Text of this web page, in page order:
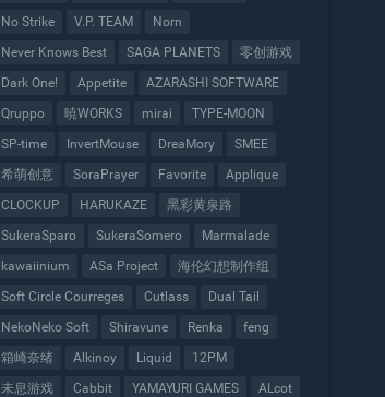
No Strike
V.P. TEAM
Norn
Never Knows Best
SAGA PLANETS
零创游戏
Dark One!
Appetite
AZARASHI SOFTWARE
Qruppo
暁WORKS mirai
TYPE-MOON
SP-time
InvertMouse DreaMory
SMEE
希萌创意
SoraPrayer Favorite
Applique
CLOCKUP
HARUKAZE
黑彩黄泉路
SukeraSparo
SukeraSomero
Marmalade
kawaiinium
ASa Project
海伦幻想制作组
Soft Circle Courreges
Cutlass
Dual Tail
NekoNeko Soft
Shiravune Renka
feng
箱崎奈绪
Alkinoy Liquid
12PM
未息游戏
Cabbit YAMAYURI GAMES
ALcot